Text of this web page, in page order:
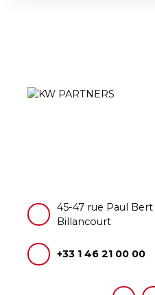
45-47 rue Paul
Billancourt
+33 1 46 21 00 00